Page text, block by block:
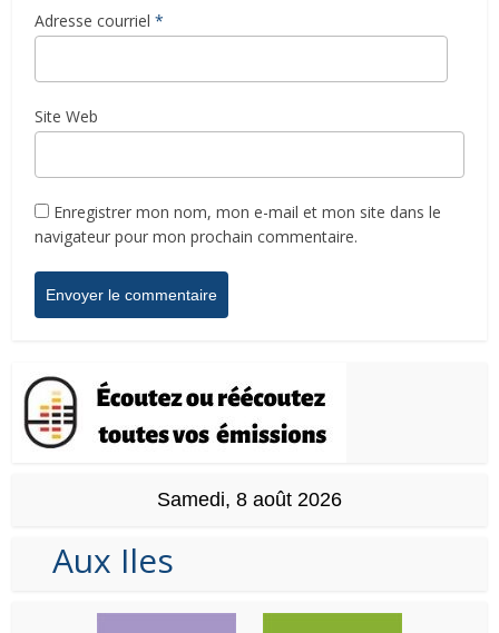
Adresse courriel *
Site Web
Enregistrer mon nom, mon e-mail et mon site dans le
navigateur pour mon prochain commentaire.
Samedi, 8 août 2026
Aux Iles